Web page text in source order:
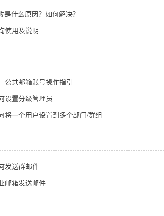
是什么原因？如何解决？
使用及说明
公共邮箱账号操作指引
设置分级管理员
将一个用户设置到多个部门/群组
发送群邮件
邮箱发送邮件